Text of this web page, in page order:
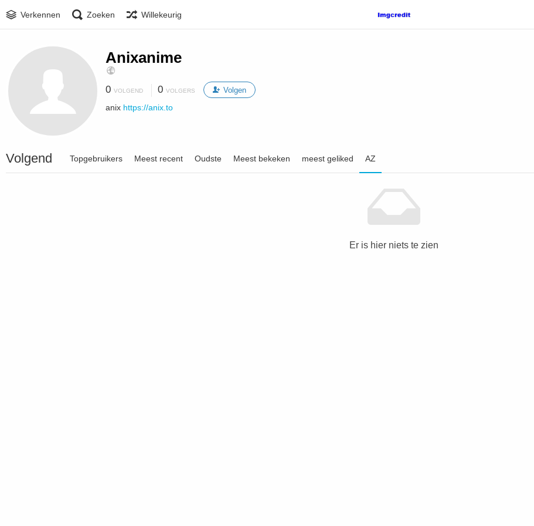
Verkennen Zoeken Willekeurig
Anixanime
0 VOLGEND 0 VOLGERS Volgen
anix https://anix.to
Volgend Topgebruikers Meest recent Oudste Meest bekeken meest geliked AZ
Er is hier niets te zien